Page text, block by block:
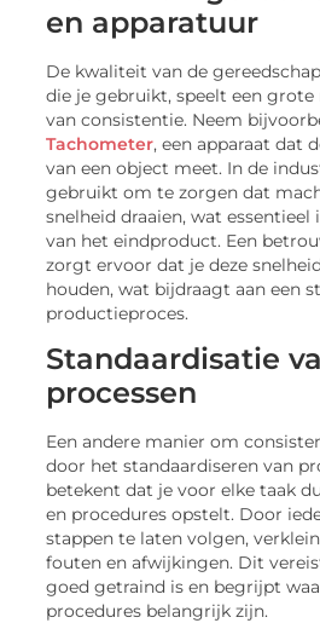
en apparatuur
De kwaliteit van de
die je gebruikt, speelt een
van consistentie. Neem
Tachometer, een apparaat dat
van een object meet. In de
gebruikt om te zorgen dat
snelheid draaien, wat
van het eindproduct. Een
zorgt ervoor dat je deze
houden, wat bijdraagt aan een
productieproces.
Standaardisatie
processen
Een andere manier om
door het standaardiseren van
betekent dat je voor elke taak
en procedures opstelt. Door
stappen te laten volgen,
fouten en afwijkingen. Dit
goed getraind is en begrijpt
procedures belangrijk zijn.